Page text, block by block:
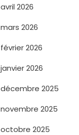
avril 2026
mars 2026
février 2026
janvier 2026
décembre 2025
novembre 2025
octobre 2025